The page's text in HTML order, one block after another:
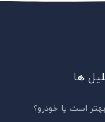
ها
است یا خودرو؟